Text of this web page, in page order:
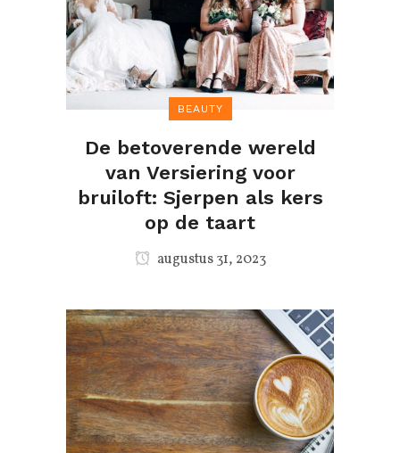
BEAUTY
De betoverende wereld
van Versiering voor
bruiloft: Sjerpen als kers
op de taart
augustus 31, 2023